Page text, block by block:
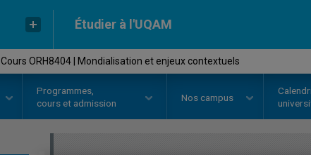
Étudier à l'UQAM
Cours ORH8404 | Mondialisation et enjeux contextuels
Programmes,
cours et admission
Nos campus